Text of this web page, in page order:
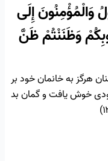
وَالْمُؤْمِنُونَ إِلَى
وَظَنَنْتُمْ ظَنَّ
هرگز به خانمان خود بر
خوش يافت و گمان بد